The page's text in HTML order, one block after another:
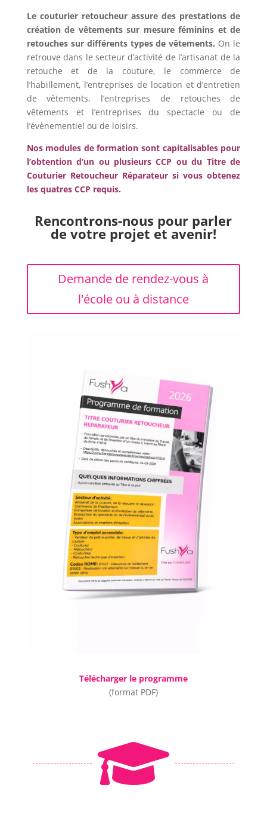
Le couturier retoucheur assure des prestations de
création de vêtements sur mesure féminins et de
retouches sur différents types de vêtements. On le
retrouve dans le secteur d’activité de l’artisanat de la
retouche et de la couture, le commerce de
l’habillement, l’entreprises de location et d’entretien
de vêtements, l’entreprises de retouches de
vêtements et l’entreprises du spectacle ou de
l’évènementiel ou de loisirs.
Nos modules de formation sont capitalisables pour
l’obtention d’un ou plusieurs CCP ou du Titre de
Couturier Retoucheur Réparateur si vous obtenez
les quatres CCP requis.
Rencontrons-nous pour parler
de votre projet et avenir!
Demande de rendez-vous à
l'école ou à distance
Télécharger le programme
(format PDF)
